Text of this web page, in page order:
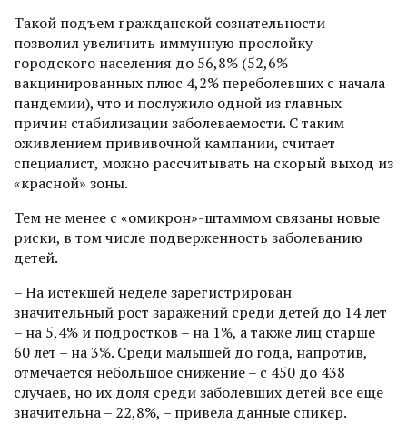
Такой подъем гражданской сознательности
позволил увеличить иммунную прослойку
городского населения до 56,8% (52,6%
вакцинированных плюс 4,2% переболевших с начала
пандемии), что и послужило одной из главных
причин стабилизации заболеваемости. С таким
оживлением прививочной кампании, считает
специалист, можно рассчитывать на скорый выход из
«красной» зоны.
Тем не менее с «омикрон»-штаммом связаны новые
риски, в том числе подверженность заболеванию
детей.
– На истекшей неделе зарегист­рирован
значительный рост заражений среди детей до 14 лет
– на 5,4% и подростков – на 1%, а также лиц старше
60 лет – на 3%. Среди малышей до года, напротив,
отмечается небольшое снижение – с 450 до 438
случаев, но их доля среди заболевших детей все еще
значительна – 22,8%, – привела данные спикер.